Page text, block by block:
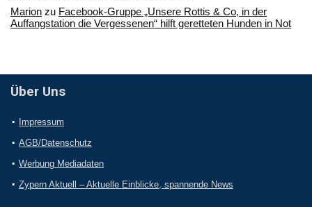
Marion zu Facebook-Gruppe „Unsere Rottis & Co, in der
Auffangstation die Vergessenen“ hilft geretteten Hunden in Not
Über Uns
Impressum
AGB/Datenschutz
Werbung Mediadaten
Zypern Aktuell – Aktuelle Einblicke, spannende News